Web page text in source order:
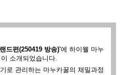
드편(250419 방송)'에 하이웰 마누
소개되었습니다.
로 관리하는 마누카꿀의 채밀과정